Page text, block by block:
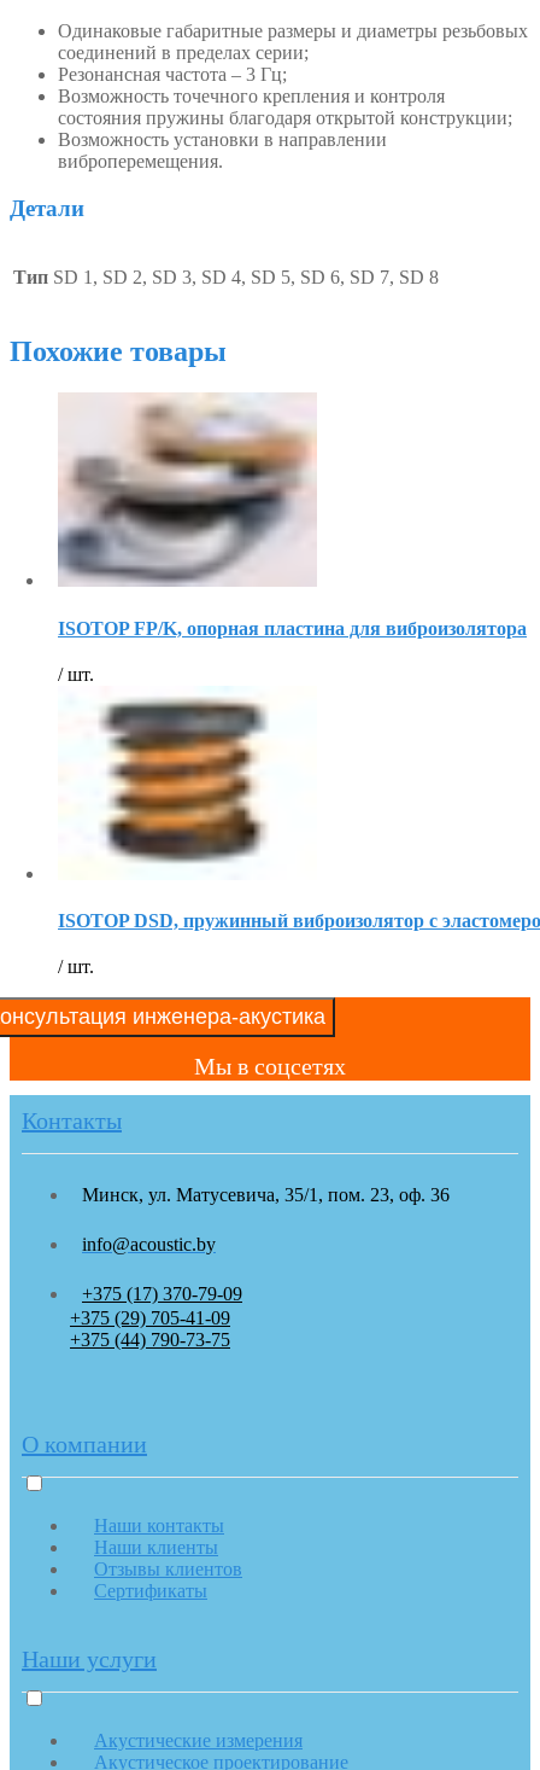
Одинаковые габаритные размеры и диаметры резьбовых
соединений в пределах серии;
Резонансная частота – 3 Гц;
Возможность точечного крепления и контроля
состояния пружины благодаря открытой конструкции;
Возможность установки в направлении
виброперемещения.
Детали
Тип SD 1, SD 2, SD 3, SD 4, SD 5, SD 6, SD 7, SD 8
Похожие товары
ISOTOP FP/K, опорная пластина для виброизолятора
/ шт.
ISOTOP DSD, пружинный виброизолятор с
/ шт.
инженера-акустика
Мы в соцсетях
Контакты
Минск, ул. Матусевича, 35/1, пом. 23, оф. 36
info@acoustic.by
+375 (17) 370-79-09
+375 (29) 705-41-09
+375 (44) 790-73-75
О компании
Наши контакты
Наши клиенты
Отзывы клиентов
Сертификаты
Наши услуги
Акустические измерения
Акустическое проектирование